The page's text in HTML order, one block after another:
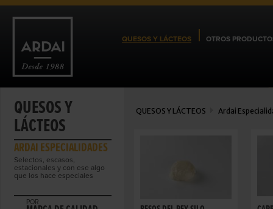
QUESOS Y LÁCTEOS OTROS
QUESOS Y
LÁCTEOS
ARDAI ESPECIALIDADES
Selectos, escasos,
estacionales y con ese algo
que los hace especiales
POR
QUESOS Y LÁCTEOS Ardai